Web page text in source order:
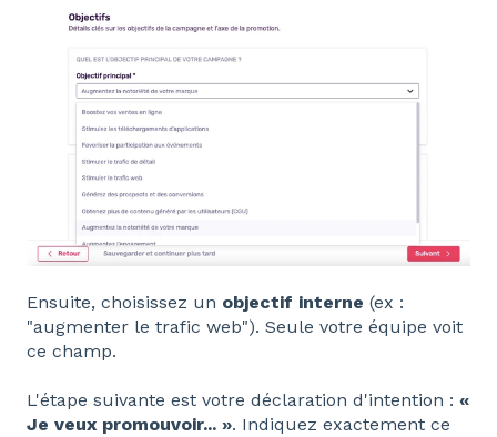
Ensuite, choisissez un objectif interne (ex :
"augmenter le trafic web"). Seule votre équipe voit
ce champ.
L'étape suivante est votre déclaration d'intention : «
Je veux promouvoir... ». Indiquez exactement ce